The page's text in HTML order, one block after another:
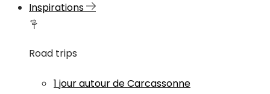
Inspirations
Road trips
1 jour autour de Carcassonne